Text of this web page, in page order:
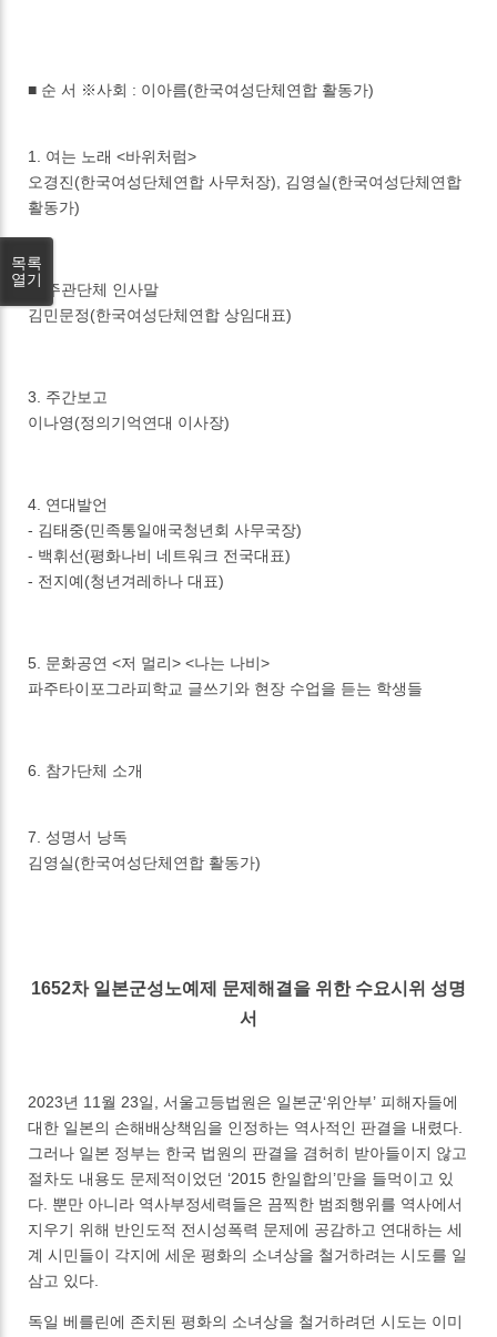
■ 순 서 ※사회 : 이아름(한국여성단체연합 활동가)
1. 여는 노래 <바위처럼>
오경진(한국여성단체연합 사무처장), 김영실(한국여성단체연합
활동가)
2. 주관단체 인사말
김민문정(한국여성단체연합 상임대표)
3. 주간보고
이나영(정의기억연대 이사장)
4. 연대발언
- 김태중(민족통일애국청년회 사무국장)
- 백휘선(평화나비 네트워크 전국대표)
- 전지예(청년겨레하나 대표)
5. 문화공연 <저 멀리> <나는 나비>
파주타이포그라피학교 글쓰기와 현장 수업을 듣는 학생들
6. 참가단체 소개
7. 성명서 낭독
김영실(한국여성단체연합 활동가)
1652차 일본군성노예제 문제해결을 위한 수요시위 성명
서
2023년 11월 23일, 서울고등법원은 일본군‘위안부’ 피해자들에
대한 일본의 손해배상책임을 인정하는 역사적인 판결을 내렸다.
그러나 일본 정부는 한국 법원의 판결을 겸허히 받아들이지 않고
절차도 내용도 문제적이었던 ‘2015 한일합의’만을 들먹이고 있
다. 뿐만 아니라 역사부정세력들은 끔찍한 범죄행위를 역사에서
지우기 위해 반인도적 전시성폭력 문제에 공감하고 연대하는 세
계 시민들이 각지에 세운 평화의 소녀상을 철거하려는 시도를 일
삼고 있다.
독일 베를린에 존치된 평화의 소녀상을 철거하려던 시도는 이미
목록
열기